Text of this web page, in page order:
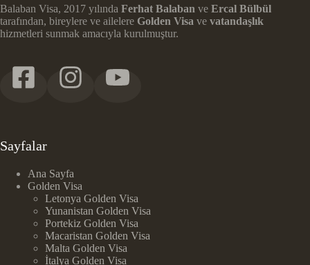
Balaban Visa, 2017 yılında Ferhat Balaban ve Ercal Bülbül
tarafından, bireylere ve ailelere Golden Visa ve vatandaşlık
hizmetleri sunmak amacıyla kurulmuştur.
Sayfalar
Ana Sayfa
Golden Visa
Letonya Golden Visa
Yunanistan Golden Visa
Portekiz Golden Visa
Macaristan Golden Visa
Malta Golden Visa
İtalya Golden Visa